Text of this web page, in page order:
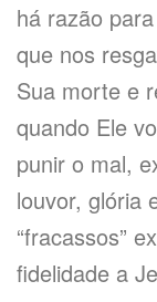
há razão
que nos
Sua morte e
quando Ele
punir o mal,
louvor, glória
“fracassos”
fidelidade a